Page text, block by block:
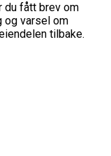
du fått brev om
og varsel om
tilbake.